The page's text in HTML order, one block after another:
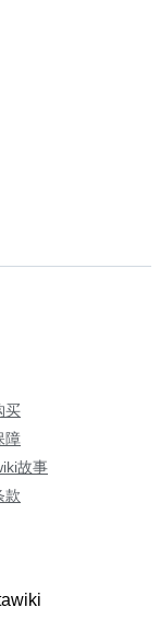
买
障
故事
款